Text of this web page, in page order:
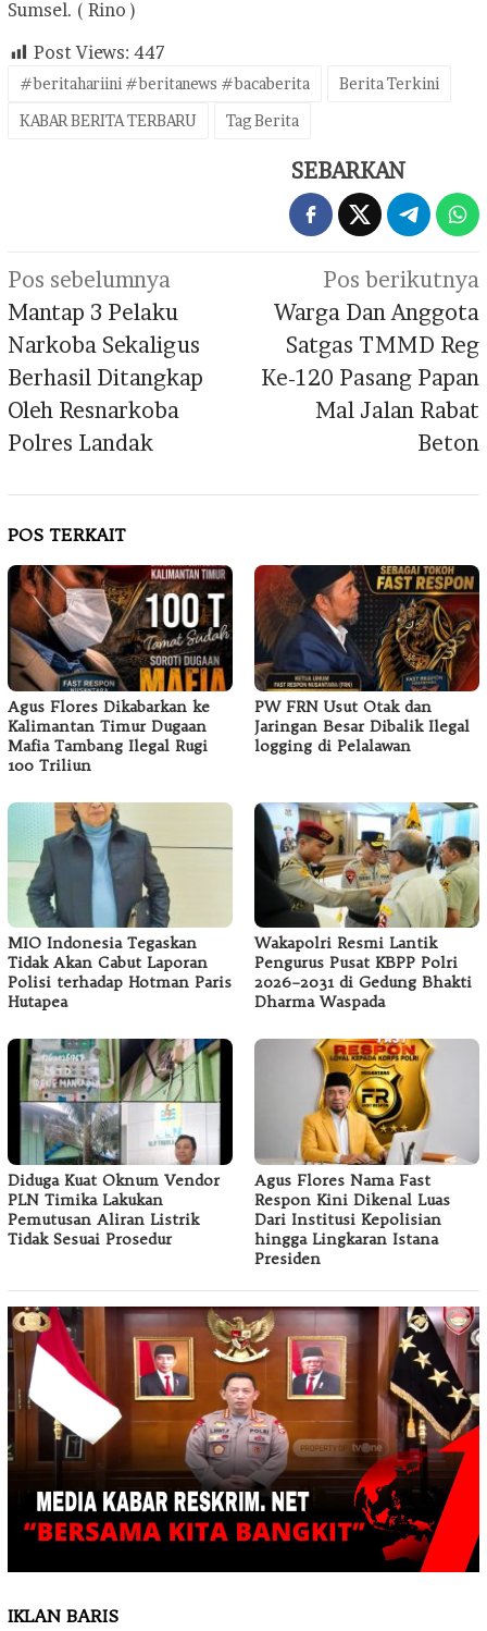
Sumsel. ( Rino )
Post Views: 447
#beritahariini #beritanews #bacaberita
Berita Terkini
KABAR BERITA TERBARU
Tag Berita
SEBARKAN
Navigasi
pos
Pos sebelumnya
Mantap 3 Pelaku
Narkoba Sekaligus
Berhasil Ditangkap
Oleh Resnarkoba
Polres Landak
Pos berikutnya
Warga Dan Anggota
Satgas TMMD Reg
Ke-120 Pasang Papan
Mal Jalan Rabat
Beton
POS TERKAIT
Agus Flores Dikabarkan ke
Kalimantan Timur Dugaan
Mafia Tambang Ilegal Rugi
100 Triliun
PW FRN Usut Otak dan
Jaringan Besar Dibalik Ilegal
logging di Pelalawan
MIO Indonesia Tegaskan
Tidak Akan Cabut Laporan
Polisi terhadap Hotman Paris
Hutapea
Wakapolri Resmi Lantik
Pengurus Pusat KBPP Polri
2026–2031 di Gedung Bhakti
Dharma Waspada
Diduga Kuat Oknum Vendor
PLN Timika Lakukan
Pemutusan Aliran Listrik
Tidak Sesuai Prosedur
Agus Flores Nama Fast
Respon Kini Dikenal Luas
Dari Institusi Kepolisian
hingga Lingkaran Istana
Presiden
IKLAN BARIS